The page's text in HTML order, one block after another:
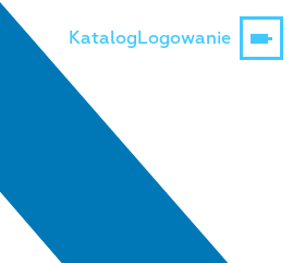
KatalogLogowanie